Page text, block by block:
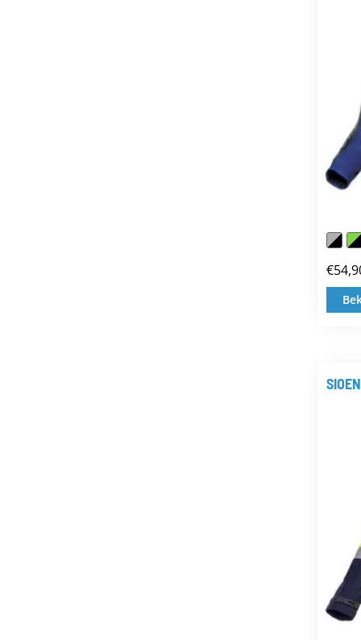
€